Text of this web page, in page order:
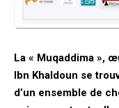
La « Muqaddima »,
Ibn Khaldoun se
d’un ensemble de